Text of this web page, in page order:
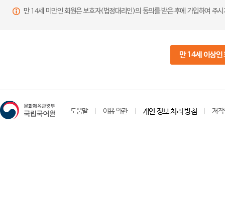
만 14세 미만인 회원은 보호자(법정대리인)의 동의를 받은 후에 가입하여 주
만 14세 이상인
도움말 이용 약관 개인 정보 처리 방침 저